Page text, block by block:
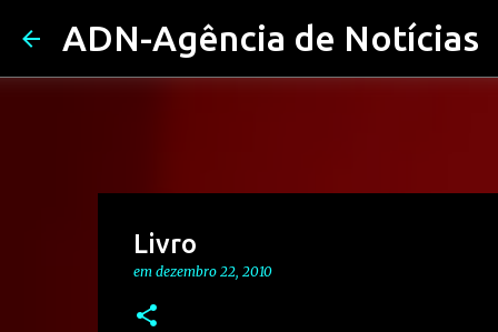
ADN-Agência de Notícias
Livro
em dezembro 22, 2010